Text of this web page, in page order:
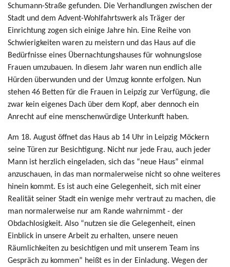
Schumann-Straße gefunden. Die Verhandlungen zwischen der
Stadt und dem Advent-Wohlfahrtswerk als Träger der
Einrichtung zogen sich einige Jahre hin. Eine Reihe von
Schwierigkeiten waren zu meistern und das Haus auf die
Bedürfnisse eines Übernachtungshauses für wohnungslose
Frauen umzubauen. In diesem Jahr waren nun endlich alle
Hürden überwunden und der Umzug konnte erfolgen. Nun
stehen 46 Betten für die Frauen in Leipzig zur Verfügung, die
zwar kein eigenes Dach über dem Kopf, aber dennoch ein
Anrecht auf eine menschenwürdige Unterkunft haben.
Am 18. August öffnet das Haus ab 14 Uhr in Leipzig Möckern
seine Türen zur Besichtigung. Nicht nur jede Frau, auch jeder
Mann ist herzlich eingeladen, sich das “neue Haus” einmal
anzuschauen, in das man normalerweise nicht so ohne weiteres
hinein kommt. Es ist auch eine Gelegenheit, sich mit einer
Realität seiner Stadt ein wenige mehr vertraut zu machen, die
man normalerweise nur am Rande wahrnimmt - der
Obdachlosigkeit. Also “nutzen sie die Gelegenheit, einen
Einblick in unsere Arbeit zu erhalten, unsere neuen
Räumlichkeiten zu besichtigen und mit unserem Team ins
Gespräch zu kommen” heißt es in der Einladung. Wegen der